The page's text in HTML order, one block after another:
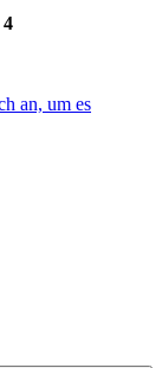
an, um es